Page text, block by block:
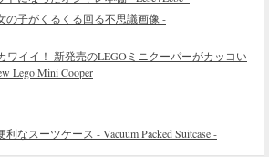
の子がくるくる回る不思議画像 -
ワイイ！ 新発売のLEGOミニクーパーがカッコい
Lego Mini Cooper
なスーツケース - Vacuum Packed Suitcase -